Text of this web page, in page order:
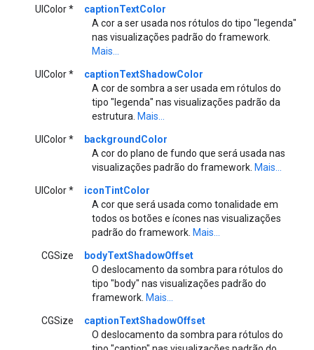
UIColor *
captionTextColor
A cor a ser usada nos rótulos do tipo "legenda"
nas visualizações padrão do framework.
Mais...
UIColor *
captionTextShadowColor
A cor de sombra a ser usada em rótulos do
tipo "legenda" nas visualizações padrão da
estrutura. Mais...
UIColor *
backgroundColor
A cor do plano de fundo que será usada nas
visualizações padrão do framework. Mais...
UIColor *
iconTintColor
A cor que será usada como tonalidade em
todos os botões e ícones nas visualizações
padrão do framework. Mais...
CGSize
bodyTextShadowOffset
O deslocamento da sombra para rótulos do
tipo "body" nas visualizações padrão do
framework. Mais...
CGSize
captionTextShadowOffset
O deslocamento da sombra para rótulos do